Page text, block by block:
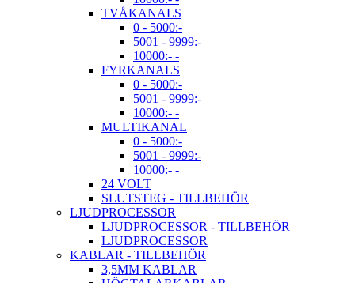
TVÅKANALS
0 - 5000:-
5001 - 9999:-
10000:- -
FYRKANALS
0 - 5000:-
5001 - 9999:-
10000:- -
MULTIKANAL
0 - 5000:-
5001 - 9999:-
10000:- -
24 VOLT
SLUTSTEG - TILLBEHÖR
LJUDPROCESSOR
LJUDPROCESSOR - TILLBEHÖR
LJUDPROCESSOR
KABLAR - TILLBEHÖR
3,5MM KABLAR